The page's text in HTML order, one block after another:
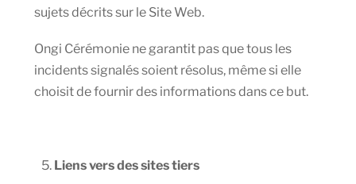
sujets décrits sur le Site Web.
Ongi Cérémonie ne garantit pas que tous les
incidents signalés soient résolus, même si elle
choisit de fournir des informations dans ce but.
Liens vers des sites tiers